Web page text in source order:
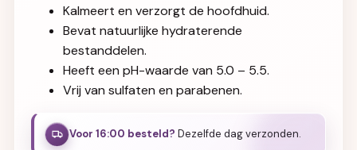
Kalmeert en verzorgt de hoofdhuid.
Bevat natuurlijke hydraterende
bestanddelen.
Heeft een pH-waarde van 5.0 – 5.5.
Vrij van sulfaten en parabenen.
Voor 16:00 besteld? Dezelfde dag verzonden.